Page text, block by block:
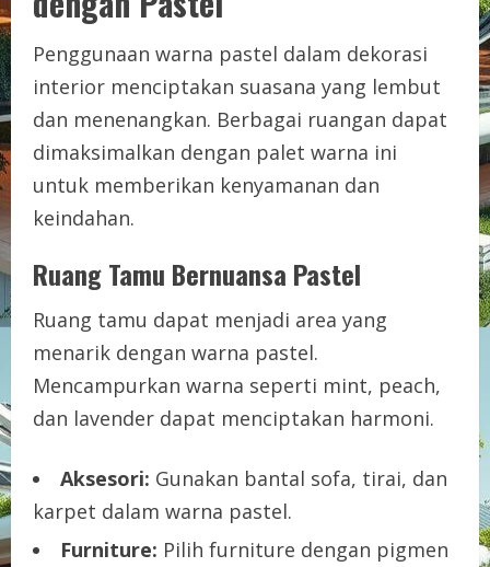
Penggunaan warna pastel dalam dekorasi
interior menciptakan suasana yang lembut
dan menenangkan. Berbagai ruangan dapat
dimaksimalkan dengan palet warna ini
untuk memberikan kenyamanan dan
keindahan.
Ruang Tamu Bernuansa Pastel
Ruang tamu dapat menjadi area yang
menarik dengan warna pastel.
Mencampurkan warna seperti mint, peach,
dan lavender dapat menciptakan harmoni.
Aksesori: Gunakan bantal sofa, tirai, dan
karpet dalam warna pastel.
Furniture: Pilih furniture dengan pigmen